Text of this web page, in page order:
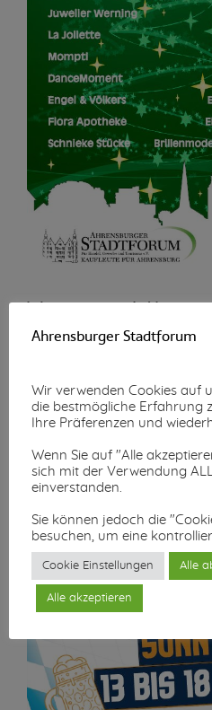
Mehr lesen...
Ahrensburger Stadtforum
Wir verwenden Cookies auf
die bestmögliche Erfahrung
Ihre Präferenzen und
Wenn Sie auf "Alle
sich mit der Verwendung
einverstanden.
Sie können jedoch die
besuchen, um eine
Cookie Einstellungen Alle
Alle akzeptieren